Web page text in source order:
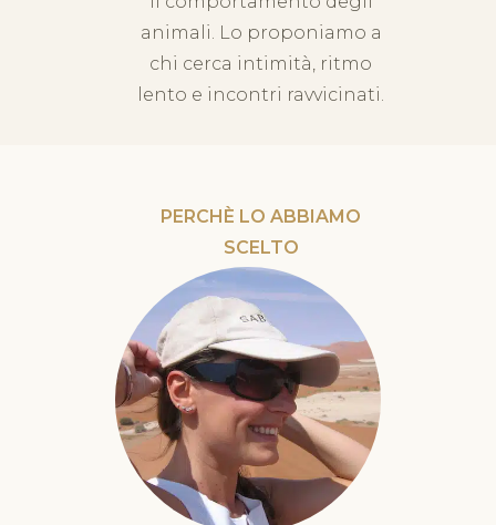
animali. Lo proponiamo a
chi cerca intimità, ritmo
lento e incontri ravvicinati.
PERCHÈ LO ABBIAMO
SCELTO